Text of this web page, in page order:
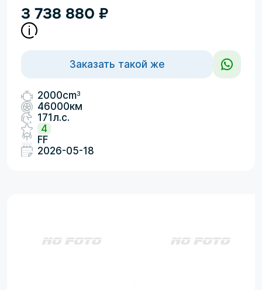
3 738 880 ₽
Заказать такой же
2000cm3
46000км
171л.с.
4
FF
2026-05-18